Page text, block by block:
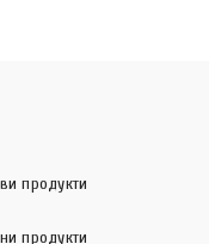
продукти
продукти